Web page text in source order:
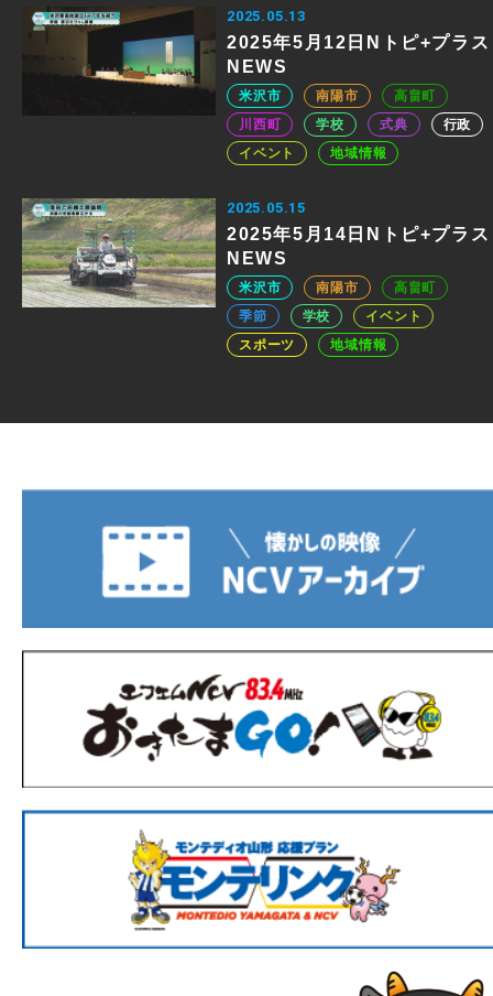
2025.05.13
2025年5月12日Nトピ+プラス
NEWS
米沢市 南陽市
高畠町
川西町
学校 式典
行政
イベント
地域情報
2025.05.15
2025年5月14日Nトピ+プラス
NEWS
米沢市 南陽市
高畠町
季節
学校
イベント
スポーツ
地域情報